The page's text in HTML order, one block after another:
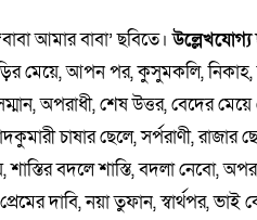
আমার বাবা’ ছবিতে।উল্লেখযোগ্য
মেয়ে, আপন পর, কুসুমকলি,
অপরাধী, শেষ উত্তর, বেদের
চাষার ছেলে, সর্পরাণী,
শাস্তির বদলে শাস্তি, বদলা নেবো,
প্রেমের দাবি, নয়া তুফান, স্বার্থপর,